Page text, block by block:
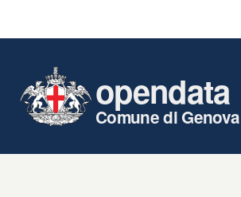
opendata
Comune di Genova